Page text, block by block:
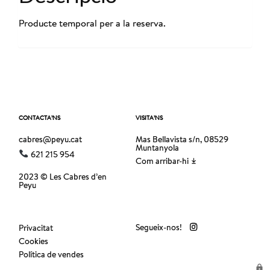
Producte temporal per a la reserva.
CONTACTA’NS
cabres@peyu.cat
621 215 954
2023 © Les Cabres d’en
Peyu
VISITA’NS
Mas Bellavista s/n, 08529
Muntanyola
Com arribar-hi
Privacitat
Cookies
Política de vendes
Segueix-nos!
lock